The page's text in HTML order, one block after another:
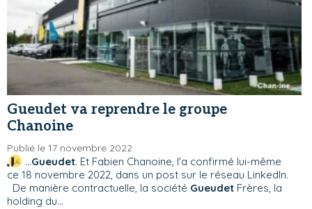
Gueudet va reprendre le groupe
Chanoine
Publié le 17 novembre 2022
...Gueudet. Et Fabien Chanoine, l'a confirmé lui-même
ce 18 novembre 2022, dans un post sur le réseau LinkedIn.
De manière contractuelle, la société Gueudet Frères, la
holding du...